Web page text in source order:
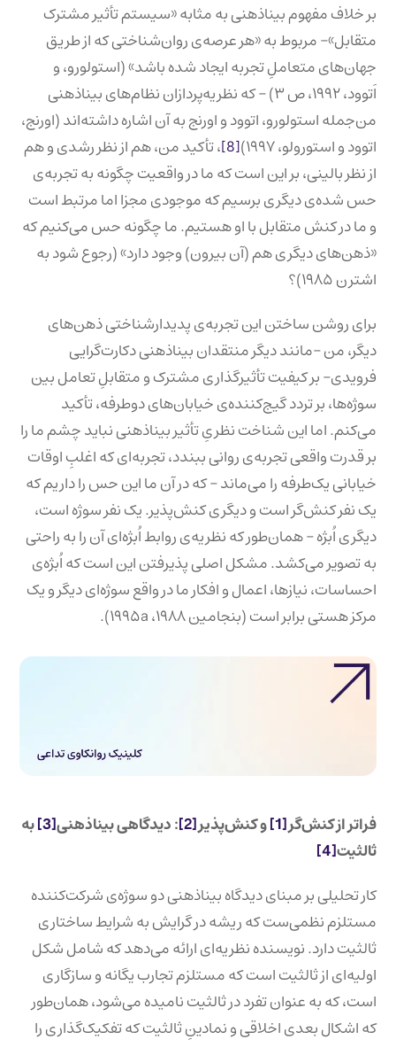
بر خلاف مفهوم بیناذهنی به مثابه «سیستم تأثیر مشترک
متقابل»– مربوط به «هر عرصه‌ی روان‌شناختی که از طریق
جهان‌های متعاملِ تجربه ایجاد شده باشد» (استولورو، و
اَتوود، ۱۹۹۲، ص ۳) – که نظریه‌پردازان نظام‌های بیناذهنی
من‌جمله استولورو، اتوود و اورنج به آن اشاره داشته‌اند (اورنج،
اتوود و استورولو، ۱۹۹۷)
[8] ، تأکید من، هم از نظر رشدی و هم
از نظر بالینی، بر این است که ما در واقعیت چگونه به تجربه‌ی
حس شده‌ی دیگری برسیم که موجودی مجزا اما مرتبط است
و ما در کنش متقابل با او هستیم. ما چگونه حس می‌کنیم که
«ذهن‌های دیگری هم (آن بیرون) وجود دارد» (رجوع شود به
اشترن ۱۹۸۵)؟
برای روشن ساختن این تجربه‌ی پدیدار‌شناختی ذهن‌های
دیگر، من –مانند دیگر منتقدان بیناذهنی دکارت‌گرایی
فرویدی– بر کیفیت تأثیرگذاری مشترک و متقابلِ تعامل بین
سوژه‌ها، بر تردد گیج‌کننده‌ی خیابان‌های دوطرفه، تأکید
می‌کنم. اما این شناخت نظریِ تأثیر بیناذهنی نباید چشم ما را
بر قدرت واقعی تجربه‌ی روانی ببندد، تجربه‌ای که اغلبِ اوقات
خیابانی یک‌طرفه را می‌ماند – که در آن ما این حس را داریم که
یک نفر کنش‌گر است و دیگری کنش‌پذیر. یک نفر سوژه است،
دیگری اُبژه – همان‌طور که نظریه‌ی روابط اُبژه‌ای آن را به راحتی
به تصویر می‌کشد. مشکل اصلی پذیرفتن این است که اُبژه‌ی
احساسات، نیازها، اعمال و افکار ما در واقع سوژه‌ای دیگر و یک
مرکز هستی برابر است (بنجامین ۱۹۸۸، ۱۹۹۵a).
فراتر از کنش‌گر[1] و کنش‌پذیر[2] : دیدگاهی بیناذهنی[3]
به
ثالثیت[4]
کار تحلیلی بر مبنای دیدگاه بیناذهنی دو سوژه‌ی شرکت‌کننده
مستلزم نظمی‌ست که ریشه در گرایش به شرایط ساختاری
ثالثیت دارد. نویسنده نظریه‌ای ارائه می‌دهد که شامل شکل
اولیه‌ای از ثالثیت است که مستلزم تجارب یگانه و سازگاری
است، که به عنوان تفرد در ثالثیت نامیده می‌شود، همان‌طور
که اشکال بعدی اخلاقی و نمادینِ ثالثیت که تفکیک‌گذاری را